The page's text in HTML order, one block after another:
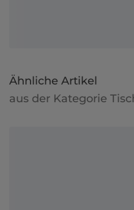
Ähnliche Artikel
aus der Kategorie